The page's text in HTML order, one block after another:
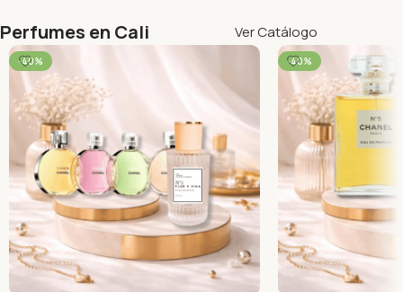
Perfumes en Cali Ver Catálogo
-40% -40%